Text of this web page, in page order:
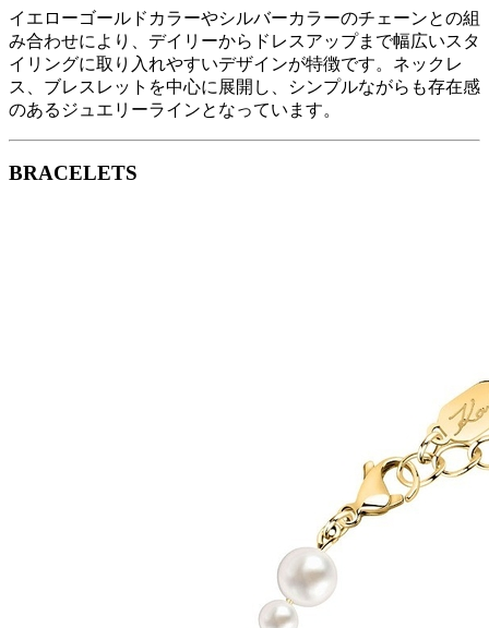
イエローゴールドカラーやシルバーカラーのチェーンとの組
み合わせにより、デイリーからドレスアップまで幅広いスタ
イリングに取り入れやすいデザインが特徴です。ネックレ
ス、ブレスレットを中心に展開し、シンプルながらも存在感
のあるジュエリーラインとなっています。
BRACELETS